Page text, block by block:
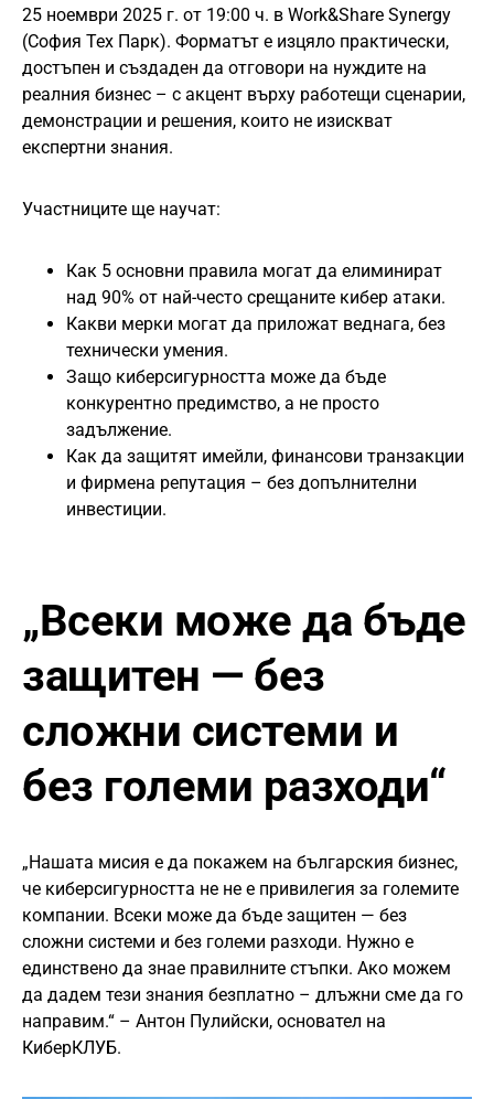
25 ноември 2025 г. от 19:00 ч. в Work&Share Synergy
(София Тех Парк). Форматът е изцяло практически,
достъпен и създаден да отговори на нуждите на
реалния бизнес – с акцент върху работещи сценарии,
демонстрации и решения, които не изискват
експертни знания.
Участниците ще научат:
Как 5 основни правила могат да елиминират
над 90% от най-често срещаните кибер атаки.
Какви мерки могат да приложат веднага, без
технически умения.
Защо киберсигурността може да бъде
конкурентно предимство, а не просто
задължение.
Как да защитят имейли, финансови транзакции
и фирмена репутация – без допълнителни
инвестиции.
„Всеки може да бъде
защитен — без
сложни системи и
без големи разходи“
„Нашата мисия е да покажем на българския бизнес,
че киберсигурността не не е привилегия за големите
компании. Всеки може да бъде защитен — без
сложни системи и без големи разходи. Нужно е
единствено да знае правилните стъпки. Ако можем
да дадем тези знания безплатно – длъжни сме да го
направим.“ – Антон Пулийски, основател на
КиберКЛУБ.